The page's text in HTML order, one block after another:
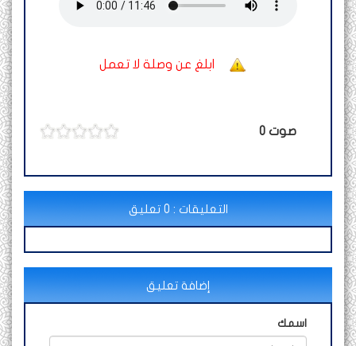
ابلغ عن وصلة لا تعمل
0 صوت
التعليقات : 0 تعليق
إضافة تعليق
اسمك